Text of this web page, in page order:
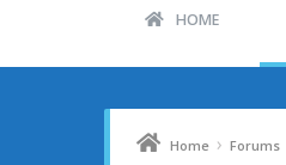
HOME
Home › Forums